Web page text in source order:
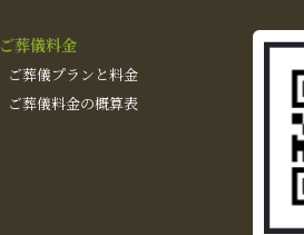
ご葬儀料金
ご葬儀プランと料金
ご葬儀料金の概算表